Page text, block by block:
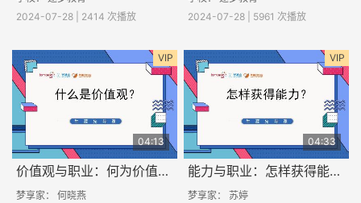
2024-07-28 | 2414 次播放
2024-07-28 | 5961 次播放
VIP
04:13
价值观与职业：何为价值观？
梦享家： 何晓燕
VIP
04:33
能力与职业：怎样获得能力？
梦享家： 苏婷